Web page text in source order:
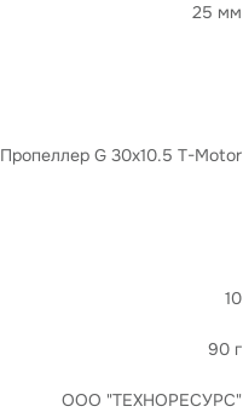
25 мм
Пропеллер G 30x10.5 T-Motor
10
90 г
ООО "ТЕХНОРЕСУРС"